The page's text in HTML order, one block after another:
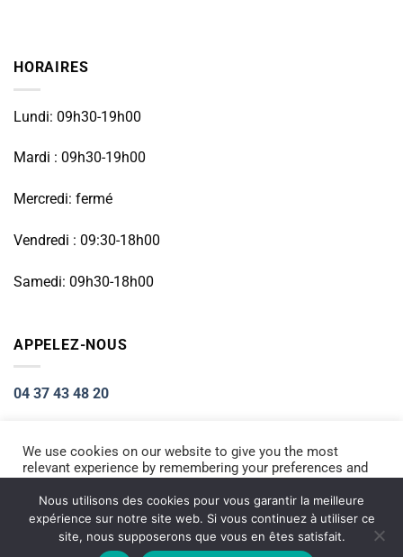
HORAIRES
Lundi: 09h30-19h00
Mardi : 09h30-19h00
Mercredi: fermé
Vendredi : 09:30-18h00
Samedi: 09h30-18h00
APPELEZ-NOUS
04 37 43 48 20
Visa PayPal Stripe MasterCardCash
On
Delivery
ACCUEIL
RÉPARATION PETIT ÉLECTROMÉNAGER
RÉPARATION TÉLÉPHONIE
INFORMATIQUE NOS PRODUITS NEUFS
Copyright 2026 ©Electromarket
We use cookies on our website to give you the most
relevant experience by remembering your preferences and
use of ALL the cookies. However, you may visit "Cookie
Settings" to provide a controlled consent.
Cookie Settings Accept All
Nous utilisons des cookies pour vous garantir la meilleure
expérience sur notre site web. Si vous continuez à utiliser ce
site, nous supposerons que vous en êtes satisfait.